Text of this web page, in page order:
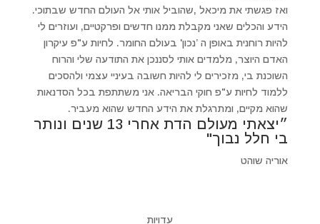
ואז פגשתי את מיכאל ,שהוביל אותי אל העולם החדש שבתוכי.
הידע והכלים שאני מקבלת ממנו חדשים ופרקטיים, ועוזרים לי
להיות רוחנית באופן ה ’נכון' בעולם החומר. לחיות ע"פ עיקרון
האדם היוצר, מלמדים אותי לסננכן את התודעה שלי והרוח
השוכנת בי, מזכירים לי להיות חשובה בעיניי עצמי ולהסכים
ללמוד לחיות ע"פ חוקי הבריאה. אני משתתפת בכל הסדנאות
שהוא מקיים, ומתרגלת את הידע החדש שהוא מעביר.
״יצאתי מעולם הדת אחרי 13 שנים ונותר
בי חלל נבוך"
אוריה שוהט
עדויות